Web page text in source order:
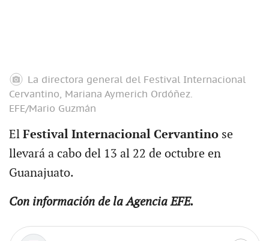
La directora general del Festival Internacional
Cervantino, Mariana Aymerich Ordóñez.
EFE/Mario Guzmán
El Festival Internacional Cervantinose
llevará a cabo del 13 al 22 de octubre en
Guanajuato.
Con información de la Agencia EFE.